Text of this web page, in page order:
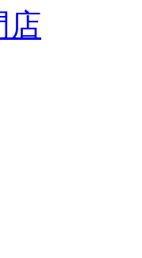
店